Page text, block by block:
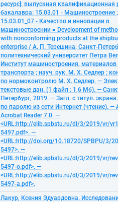
ресурс]: выпускная квалификационная
бакалавра: 15.03.01 - Машиностроение ;
15.03.01_07 - Качество и инновации в
машиностроении = Development of
with nonconforming products at the
enterprise / А. П. Терешина; Санкт-
политехнический университет Петра
Институт машиностроения, материалов
транспорта ; науч. рук. М. Х. Седлер ;
по нормоконтролю М. Х. Седлер. —
текстовые дан. (1 файл : 1,6 Мб). —
Петербург, 2019. — Загл. с титул.
по паролю из сети Интернет (чтение). —
Acrobat Reader 7.0. —
<URL:http://elib.spbstu.ru/dl/3/2019/vr/
5497.pdf>. —
<URL:http://doi.org/10.18720/SPBPU/3/
5497>. —
<URL:http://elib.spbstu.ru/dl/3/2019/vr/
5497-o.pdf>. —
<URL:http://elib.spbstu.ru/dl/3/2019/vr/
5497-a.pdf>.
Лакур, Ксения Эдуардовна.